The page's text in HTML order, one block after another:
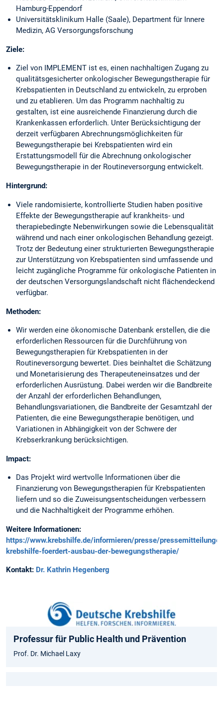
Hamburg-Eppendorf
Universitätsklinikum Halle (Saale), Department für Innere
Medizin, AG Versorgungsforschung
Ziele:
Ziel von IMPLEMENT ist es, einen nachhaltigen Zugang zu
qualitätsgesicherter onkologischer Bewegungstherapie für
Krebspatienten in Deutschland zu entwickeln, zu erproben
und zu etablieren. Um das Programm nachhaltig zu
gestalten, ist eine ausreichende Finanzierung durch die
Krankenkassen erforderlich. Unter Berücksichtigung der
derzeit verfügbaren Abrechnungsmöglichkeiten für
Bewegungstherapie bei Krebspatienten wird ein
Erstattungsmodell für die Abrechnung onkologischer
Bewegungstherapie in der Routineversorgung entwickelt.
Hintergrund:
Viele randomisierte, kontrollierte Studien haben positive
Effekte der Bewegungstherapie auf krankheits- und
therapiebedingte Nebenwirkungen sowie die Lebensqualität
während und nach einer onkologischen Behandlung gezeigt.
Trotz der Bedeutung einer strukturierten Bewegungstherapie
zur Unterstützung von Krebspatienten sind umfassende und
leicht zugängliche Programme für onkologische Patienten in
der deutschen Versorgungslandschaft nicht flächendeckend
verfügbar.
Methoden:
Wir werden eine ökonomische Datenbank erstellen, die die
erforderlichen Ressourcen für die Durchführung von
Bewegungstherapien für Krebspatienten in der
Routineversorgung bewertet. Dies beinhaltet die Schätzung
und Monetarisierung des Therapeuteneinsatzes und der
erforderlichen Ausrüstung. Dabei werden wir die Bandbreite
der Anzahl der erforderlichen Behandlungen,
Behandlungsvariationen, die Bandbreite der Gesamtzahl der
Patienten, die eine Bewegungstherapie benötigen, und
Variationen in Abhängigkeit von der Schwere der
Krebserkrankung berücksichtigen.
Impact:
Das Projekt wird wertvolle Informationen über die
Finanzierung von Bewegungstherapien für Krebspatienten
liefern und so die Zuweisungsentscheidungen verbessern
und die Nachhaltigkeit der Programme erhöhen.
Weitere Informationen:
https://www.krebshilfe.de/informieren/presse/
krebshilfe-foerdert-ausbau-der-bewegungstherapie/
Kontakt: Dr. Kathrin Hegenberg
Professur für Public Health und Prävention
Prof. Dr. Michael Laxy